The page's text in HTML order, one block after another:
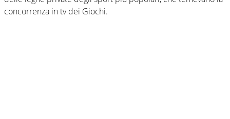
concorrenza in tv dei Giochi.